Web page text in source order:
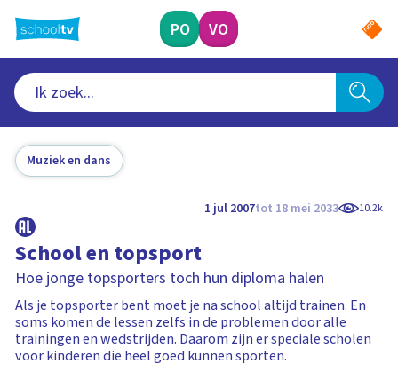
naar
hoofdinhoud
PO VO
Muziek en dans
1 jul 2007tot 18 mei 2033 10.2k
School en topsport
Hoe jonge topsporters toch hun diploma halen
Als je topsporter bent moet je na school altijd trainen. En
soms komen de lessen zelfs in de problemen door alle
trainingen en wedstrijden. Daarom zijn er speciale scholen
voor kinderen die heel goed kunnen sporten.